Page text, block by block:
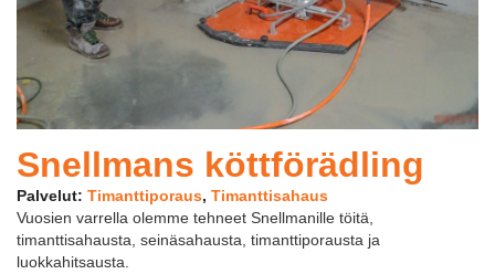
Snellmans köttförädling
Palvelut: Timanttiporaus, Timanttisahaus
Vuosien varrella olemme tehneet Snellmanille töitä,
timanttisahausta, seinäsahausta, timanttiporausta ja
luokkahitsausta.